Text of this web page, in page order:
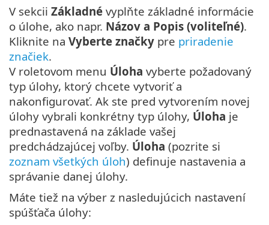
V sekcii Základné vyplňte základné informácie
o úlohe, ako napr. Názov a Popis (voliteľné).
Kliknite na Vyberte značky pre priradenie
značiek.
V roletovom menu Úloha vyberte požadovaný
typ úlohy, ktorý chcete vytvoriť a
nakonfigurovať. Ak ste pred vytvorením novej
úlohy vybrali konkrétny typ úlohy, Úloha je
prednastavená na základe vašej
predchádzajúcej voľby. Úloha (pozrite si
zoznam všetkých úloh) definuje nastavenia a
správanie danej úlohy.
Máte tiež na výber z nasledujúcich nastavení
spúšťača úlohy: